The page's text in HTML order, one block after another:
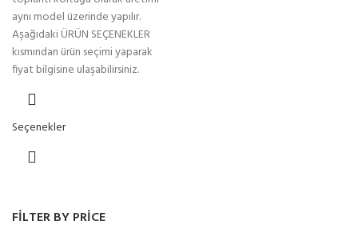
FILTER BY PRICE
aynı model üzerinde yapılır.
Aşağıdaki ÜRÜN SEÇENEKLER
kısmından ürün seçimi yaparak
fiyat bilgisine ulaşabilirsiniz.
Seçenekler